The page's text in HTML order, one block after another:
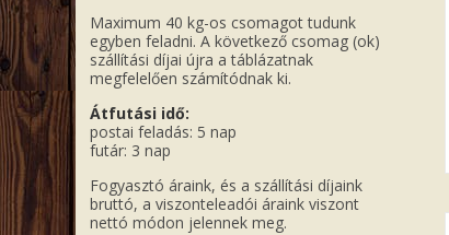
Maximum 40 kg-os csomagot tudunk
egyben feladni. A következő csomag (ok)
szállítási díjai újra a táblázatnak
megfelelően számítódnak ki.
Átfutási idő:
postai feladás: 5 nap
futár: 3 nap
Fogyasztó áraink, és a szállítási díjaink
bruttó, a viszonteleadói áraink viszont
nettó módon jelennek meg.